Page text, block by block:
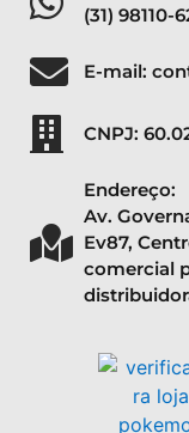
(31) 98110-
E-mail:
CNPJ:
Endereço:
Av.
Ev87,
comercial